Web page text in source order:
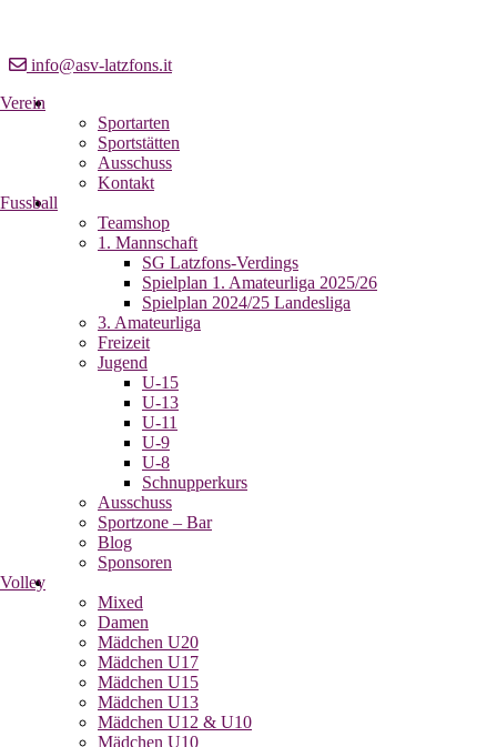
info@asv-latzfons.it
Verein
Sportarten
Sportstätten
Ausschuss
Kontakt
Fussball
Teamshop
1. Mannschaft
SG Latzfons-Verdings
Spielplan 1. Amateurliga 2025/26
Spielplan 2024/25 Landesliga
3. Amateurliga
Freizeit
Jugend
U-15
U-13
U-11
U-9
U-8
Schnupperkurs
Ausschuss
Sportzone – Bar
Blog
Sponsoren
Volley
Mixed
Damen
Mädchen U20
Mädchen U17
Mädchen U15
Mädchen U13
Mädchen U12 & U10
Mädchen U10